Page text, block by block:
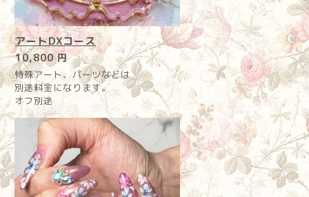
アートDXコース
10,800 円
特殊アート、パーツなどは
別途料金になります。
オフ別途